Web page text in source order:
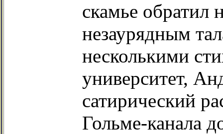
скамье обратил
незаурядным
несколькими
университет,
сатирический
Гольме-канала